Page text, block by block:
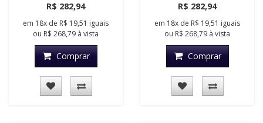
R$ 282,94
em 18x de R$ 19,51 iguais
ou R$ 268,79 à vista
Comprar
R$ 282,94
em 18x de R$ 19,51 iguais
ou R$ 268,79 à vista
Comprar